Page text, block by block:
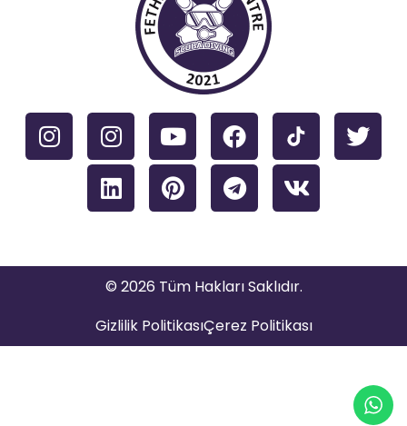
© 2026 Tüm Hakları Saklıdır.
Gizlilik PolitikasıÇerez Politikası